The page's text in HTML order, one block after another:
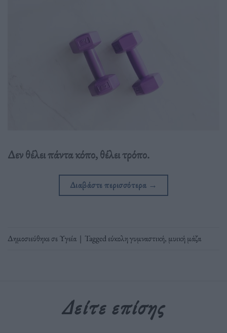
Δεν θέλει πάντα κόπο, θέλει τρόπο.
Διαβάστε περισσότερα →
Δημοσιεύθηκε σεΥγεία | Taggedεύκολη γυμναστική, μυική μάζα
Δείτε επίσης